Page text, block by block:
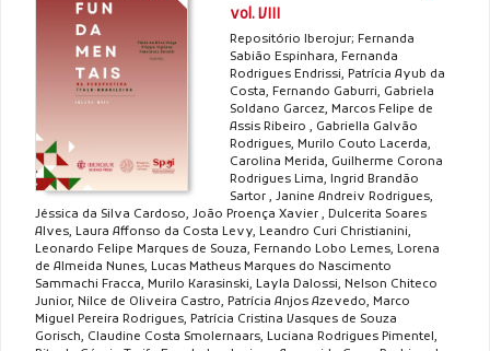
vol. VIII
Repositório Iberojur; Fernanda
Sabião Espinhara, Fernanda
Rodrigues Endrissi, Patrícia Ayub da
Costa, Fernando Gaburri, Gabriela
Soldano Garcez, Marcos Felipe de
Assis Ribeiro , Gabriella Galvão
Rodrigues, Murilo Couto Lacerda,
Carolina Merida, Guilherme Corona
Rodrigues Lima, Ingrid Brandão
Sartor , Janine Andreiv Rodrigues,
Jéssica da Silva Cardoso, João Proença Xavier , Dulcerita Soares
Alves, Laura Affonso da Costa Levy, Leandro Curi Christianini,
Leonardo Felipe Marques de Souza, Fernando Lobo Lemes, Lorena
de Almeida Nunes, Lucas Matheus Marques do Nascimento
Sammachi Fracca, Murilo Karasinski, Layla Dalossi, Nelson Chiteco
Junior, Nilce de Oliveira Castro, Patrícia Anjos Azevedo, Marco
Miguel Pereira Rodrigues, Patrícia Cristina Vasques de Souza
Gorisch, Claudine Costa Smolernaars, Luciana Rodrigues Pimentel,